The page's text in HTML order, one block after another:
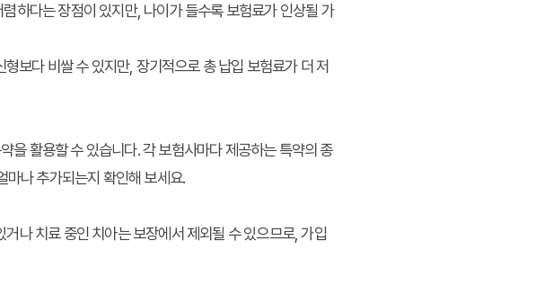
하다는 장점이 있지만, 나이가 들수록 보험료가 인상될 가
보다 비쌀 수 있지만, 장기적으로 총 납입 보험료가 더 저
을 활용할 수 있습니다. 각 보험사마다 제공하는 특약의 종
마나 추가되는지 확인해 보세요.
나 치료 중인 치아는 보장에서 제외될 수 있으므로, 가입